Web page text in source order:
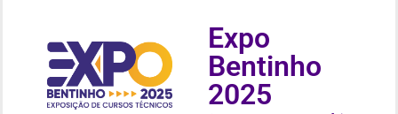
Expo
Bentinho
2025